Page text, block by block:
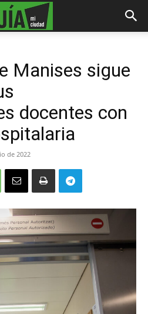
Manises sigue
docentes con
de 2022